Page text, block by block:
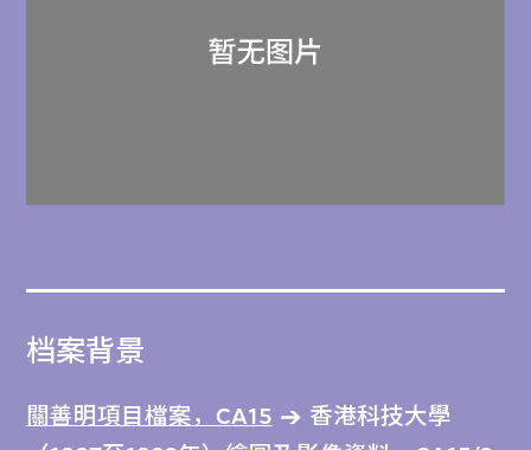
档案背景
關善明項目檔案，CA15
香港科技大學